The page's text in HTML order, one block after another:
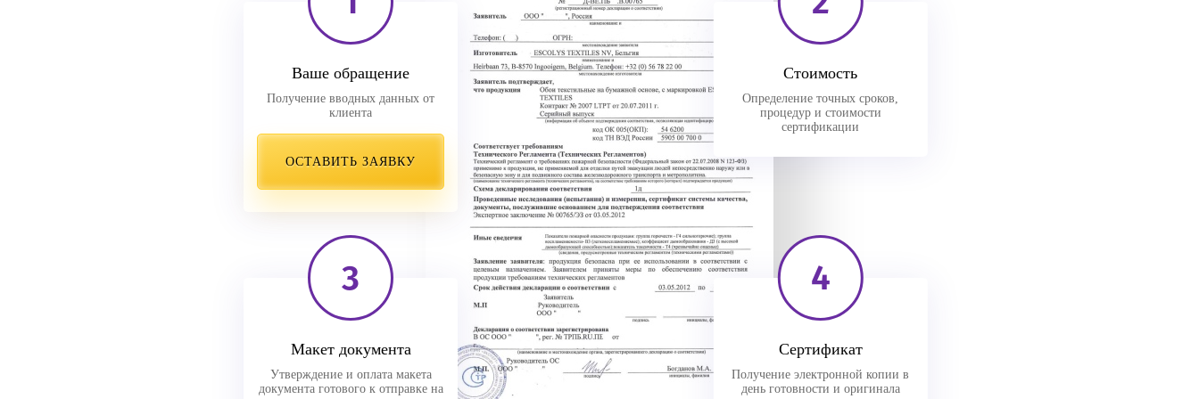
Ваше обращение
Получение вводных данных от
клиента
ОСТАВИТЬ ЗАЯВКУ
Стоимость
Определение точных сроков,
процедур и стоимости
сертификации
3
Макет документа
Утверждение и оплата макета
документа готового к отправке на
4
Сертификат
Получение электронной копии в
день готовности и оригинала